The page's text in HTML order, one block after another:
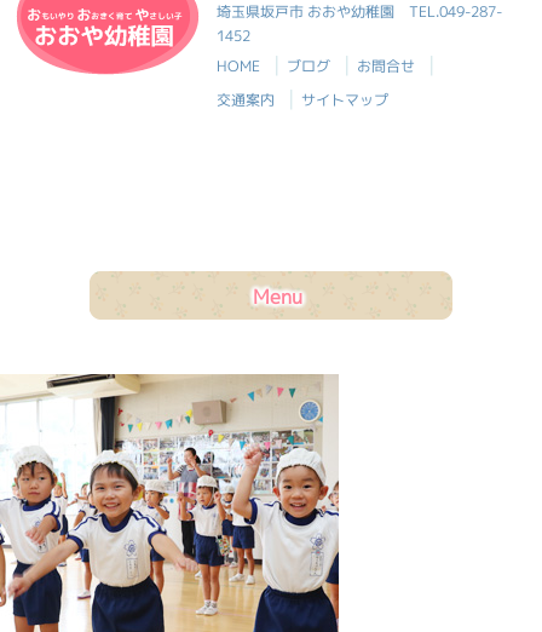
おおや幼稚園
埼玉県坂戸市 おおや幼稚園TEL.049-287-
1452
HOME | ブログ | お問合せ |
交通案内 | サイトマップ
Menu